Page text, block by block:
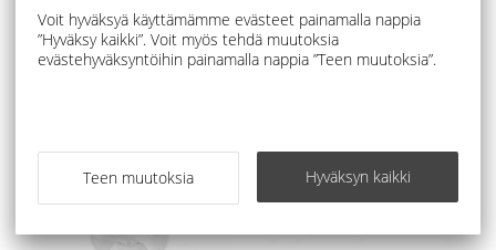
Voit hyväksyä käyttämämme evästeet painamalla nappia
”Hyväksy kaikki”. Voit myös tehdä muutoksia
evästehyväksyntöihin painamalla nappia ”Teen muutoksia”.
Teen muutoksia Hyväksyn kaikki